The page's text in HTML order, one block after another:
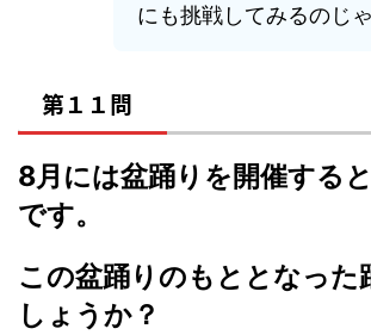
にも挑戦してみるのじゃ
第１１問
8月には盆踊りを開催する
です。
この盆踊りのもととなった
しょうか？